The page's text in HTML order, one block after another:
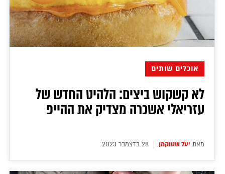
אוכלים שותים
לא קשקוש ביצים: הלהיט החדש של
עזריאלי אשכרה מצדיק את ההייפ
מאת יעל שטוקמן 28 בדצמבר 2023